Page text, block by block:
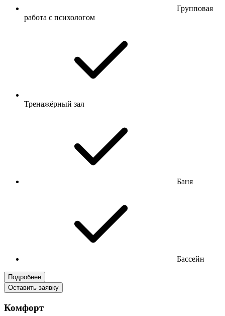
Групповая
работа с психологом
Тренажёрный зал
Баня
Бассейн
Подробнее
Оставить заявку
Комфорт